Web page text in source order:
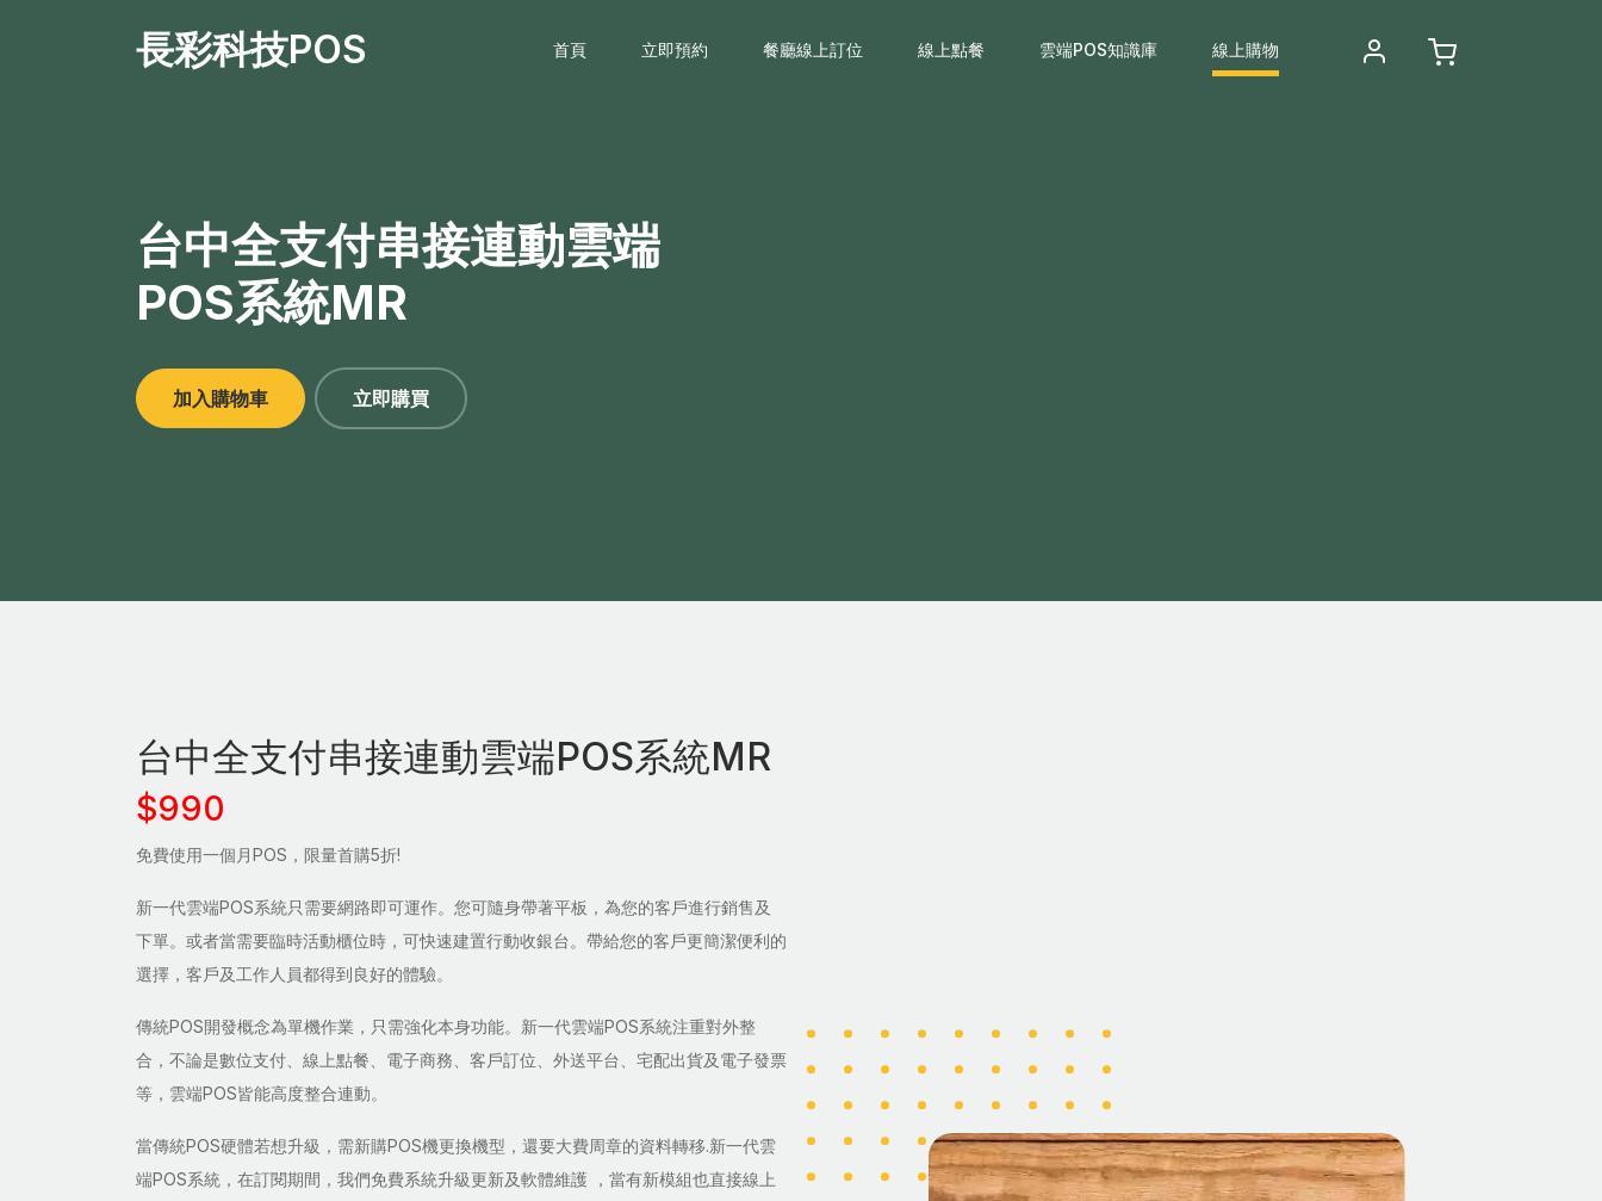
長彩科技POS 首頁 立即預約 餐廳線上訂位 線上點餐 雲端POS知識庫 線上購物
台中全支付串接連動雲端
POS系統MR
加入購物車 立即購買
台中全支付串接連動雲端POS系統MR
$990
免費使用一個月POS，限量首購5折!
新一代雲端POS系統只需要網路即可運作。您可隨身帶著平板，為您的客戶進行銷售及
下單。或者當需要臨時活動櫃位時，可快速建置行動收銀台。帶給您的客戶更簡潔便利的
選擇，客戶及工作人員都得到良好的體驗。
傳統POS開發概念為單機作業，只需強化本身功能。新一代雲端POS系統注重對外整
合，不論是數位支付、線上點餐、電子商務、客戶訂位、外送平台、宅配出貨及電子發票
等，雲端POS皆能高度整合連動。
當傳統POS硬體若想升級，需新購POS機更換機型，還要大費周章的資料轉移.新一代雲
端POS系統，在訂閱期間，我們免費系統升級更新及軟體維護 ，當有新模組也直接線上